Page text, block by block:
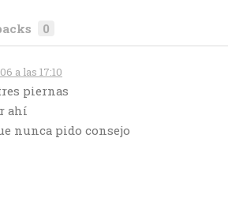
0
a las 17:10
piernas
ahí
nunca pido consejo